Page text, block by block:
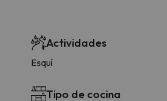
Actividades
Esquí
Tipo de cocina